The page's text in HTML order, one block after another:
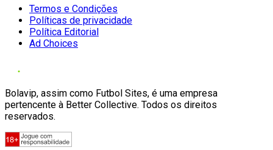
Termos e Condições
Políticas de privacidade
Política Editorial
Ad Choices
Bolavip, assim como Futbol Sites, é uma empresa
pertencente à Better Collective. Todos os direitos
reservados.